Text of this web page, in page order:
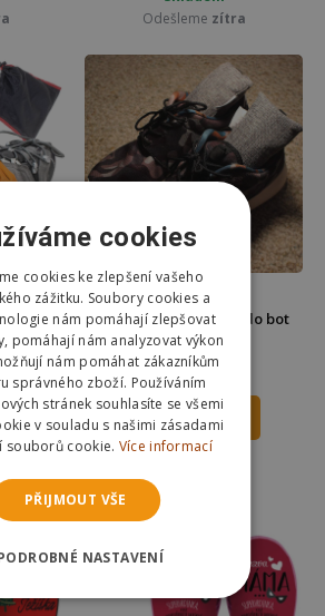
Odešleme zítra
s hroty
Sáčky proti zápachu do bot
2 ks
49 Kč
DO KOŠÍKU
Odešleme
cookies
cookies ke zlepšení vašeho
zážitku. Soubory cookies a
nám pomáhají zlepšovat
pomáhají nám analyzovat výkon
nám pomáhat zákazníkům
správného zboží. Používáním
stránek souhlasíte se všemi
v souladu s našimi zásadami
souborů cookie. Více informací
PŘIJMOUT VŠE
NASTAVENÍ